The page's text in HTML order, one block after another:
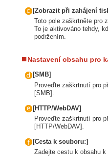
[Zobrazit při zahájení
Toto pole zaškrtněte pro
To je aktivováno tehdy,
podržením.
Nastavení obsahu pro
[SMB]
Proveďte zaškrtnutí pro
[SMB].
[HTTP/WebDAV]
Proveďte zaškrtnutí pro
[HTTP/WebDAV].
[Cesta k souboru:]
Zadejte cestu k obsahu k